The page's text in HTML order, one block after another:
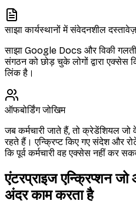
साझा कार्यस्थानों में संवेदनशील दस्तावेज़
साझा Google Docs और विकी
संगठन को छोड़ चुके लोगों द्वारा
लिंक है।
ऑफबोर्डिंग जोखिम
जब कर्मचारी जाते हैं, तो क्रेडेंशियल
रहते हैं। एन्क्रिप्ट किए गए संदेश और
कि पूर्व कर्मचारी वह एक्सेस नहीं कर
एंटरप्राइज एन्क्रिप्शन
अंदर काम करता है